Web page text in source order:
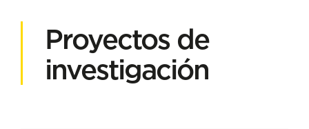
Proyectos de
investigación